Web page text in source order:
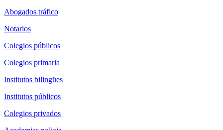
Abogados tráfico
Notarios
Colegios públicos
Colegios primaria
Institutos bilingües
Institutos públicos
Colegios privados